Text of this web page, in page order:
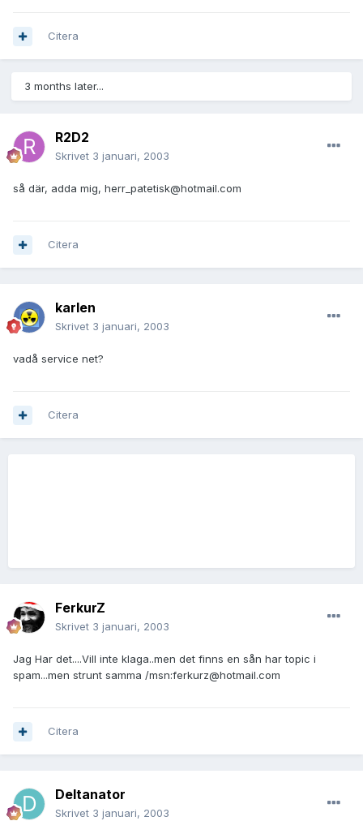
Citera
3 months later...
R2D2
Skrivet 3 januari, 2003
så där, adda mig, herr_patetisk@hotmail.com
Citera
karlen
Skrivet 3 januari, 2003
vadå service net?
Citera
FerkurZ
Skrivet 3 januari, 2003
Jag Har det....Vill inte klaga..men det finns en sån har topic i
spam...men strunt samma /msn:ferkurz@hotmail.com
Citera
Deltanator
Skrivet 3 januari, 2003